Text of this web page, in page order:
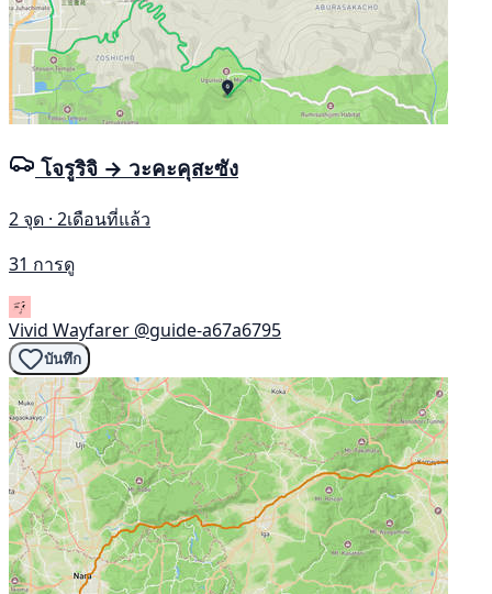
โจรูริจิ → วะคะคุสะซัง
2 จุด · 2เดือนที่แล้ว
31 การดู
Vivid Wayfarer @guide-a67a6795
บันทึก